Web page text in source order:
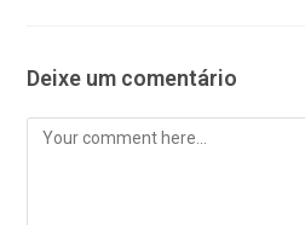
Deixe um comentário